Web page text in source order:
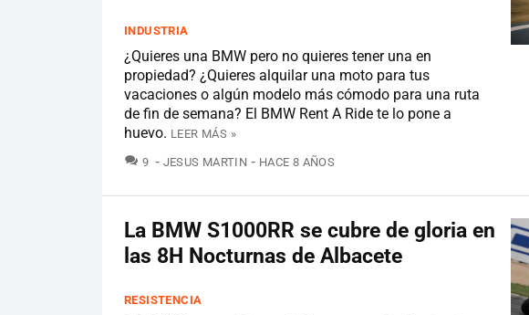
INDUSTRIA
¿Quieres una BMW pero no quieres tener una en
propiedad? ¿Quieres alquilar una moto para tus
vacaciones o algún modelo más cómodo para una ruta
de fin de semana? El BMW Rent A Ride te lo pone a
huevo. LEER MÁS »
9 COMENTARIOS
JESUS MARTIN HACE 8 AÑOS
La BMW S1000RR se cubre de gloria en
las 8H Nocturnas de Albacete
RESISTENCIA